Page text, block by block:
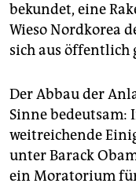
bekundet, eine
Wieso Nordkorea
sich aus öffentlich
Der Abbau der
Sinne bedeutsam:
weitreichende
unter Barack
ein Moratorium